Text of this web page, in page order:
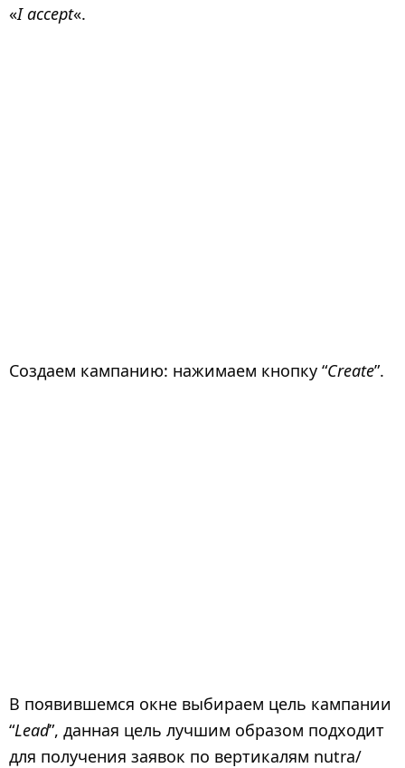
«I accept«.
Создаем кампанию: нажимаем кнопку “Create”.
В появившемся окне выбираем цель кампании
“Lead”, данная цель лучшим образом подходит
для получения заявок по вертикалям nutra/